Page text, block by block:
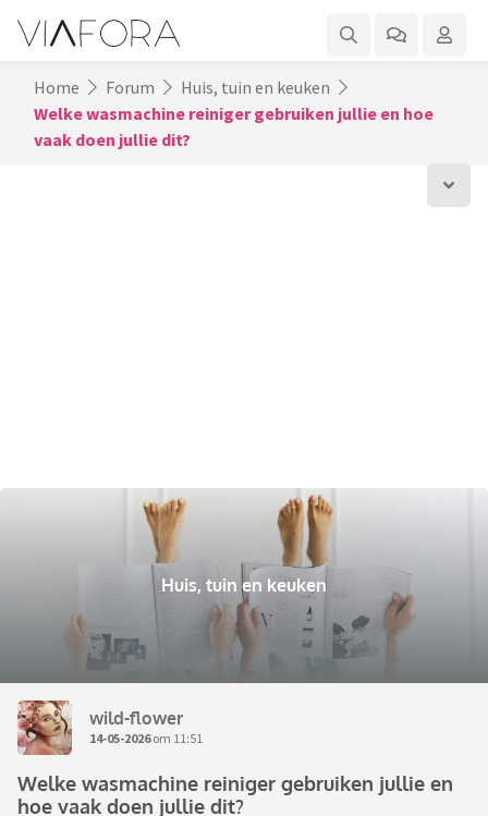
Home Forum
Huis, tuin en keuken
Welke wasmachine reiniger gebruiken jullie en hoe
vaak doen jullie dit?
Huis, tuin en keuken
wild-flower
14-05-2026om 11:51
Welke wasmachine reiniger gebruiken jullie en
hoe vaak doen jullie dit?